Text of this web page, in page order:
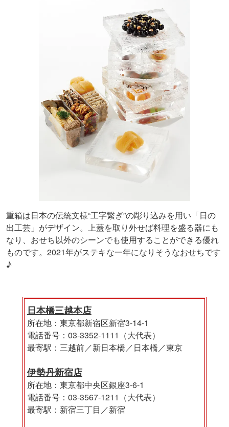
重箱は日本の伝統文様“工字繋ぎ”の彫り込みを用い「日の
出工芸」がデザイン。上蓋を取り外せば料理を盛る器にも
なり、おせち以外のシーンでも使用することができる優れ
ものです。2021年がステキな一年になりそうなおせちです
♪
日本橋三越本店
所在地：東京都新宿区新宿3-14-1
電話番号：03-3352-1111（大代表）
最寄駅：三越前／新日本橋／日本橋／東京
伊勢丹新宿店
所在地：東京都中央区銀座3-6-1
電話番号：03-3567-1211（大代表）
最寄駅：新宿三丁目／新宿